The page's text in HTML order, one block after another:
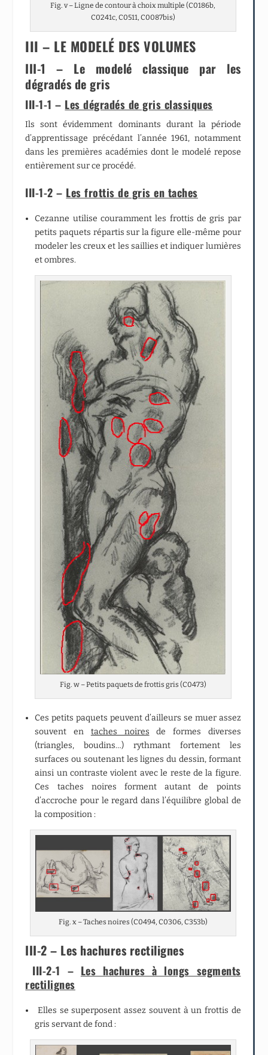
Fig. v – Ligne de contour à choix multiple (C0186b,
C0241c, C0511, C0087bis)
III – LE MODELÉ DES VOLUMES
III-1 – Le modelé classique par les
dégradés de gris
III-1-1 – Les dégradés de gris classiques
Ils sont évidemment dominants durant la période
d’apprentissage précédant l’année 1961, notamment
dans les premières académies dont le modelé repose
entièrement sur ce procédé.
III-1-2 – Les frottis de gris en taches
Cezanne utilise couramment les frottis de gris par
petits paquets répartis sur la figure elle-même pour
modeler les creux et les saillies et indiquer lumières
et ombres.
Fig. w – Petits paquets de frottis gris (C0473)
Ces petits paquets peuvent d’ailleurs se muer assez
souvent en taches noires de formes diverses
(triangles, boudins…) rythmant fortement les
surfaces ou soutenant les lignes du dessin, formant
ainsi un contraste violent avec le reste de la figure.
Ces taches noires forment autant de points
d’accroche pour le regard dans l’équilibre global de
la composition :
Fig. x – Taches noires (C0494, C0306, C353b)
III-2 – Les hachures rectilignes
III-2-1 – Les hachures à longs segments
rectilignes
Elles se superposent assez souvent à un frottis de
gris servant de fond :